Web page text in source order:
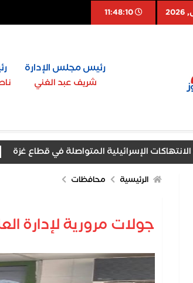
11:48:11
رئيس مجلس الإدارة
شريف عبد الغني
الرئيسية محافظات
جولات مرورية لإدارة